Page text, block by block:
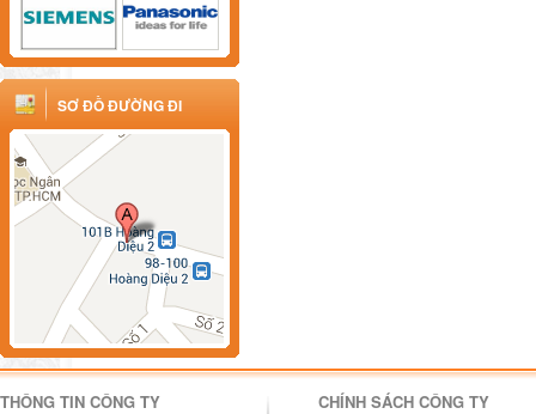
SƠ ĐỒ ĐƯỜNG ĐI
THÔNG TIN CÔNG TY CHÍNH SÁCH CÔNG TY